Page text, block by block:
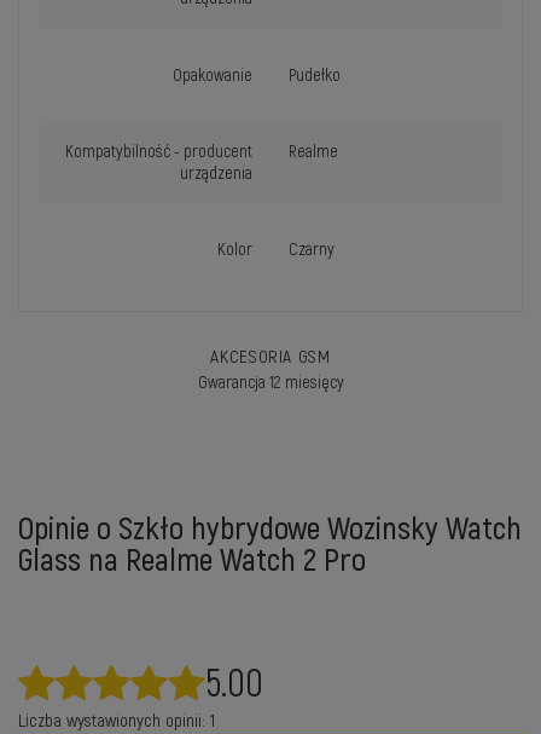
Opakowanie Pudełko
Kompatybilność - producent
urządzenia
Realme
Kolor Czarny
AKCESORIA GSM
Gwarancja 12 miesięcy
Opinie o Szkło hybrydowe Wozinsky Watch
Glass na Realme Watch 2 Pro
5.00
Liczba wystawionych opinii: 1